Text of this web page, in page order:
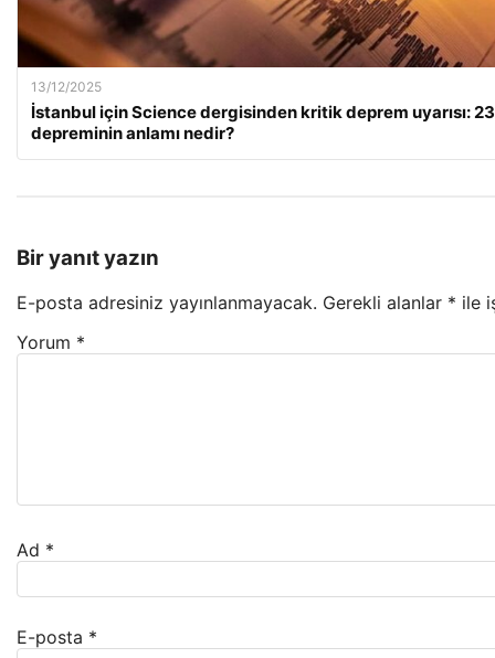
13/12/2025
İstanbul için Science dergisinden kritik deprem uyarısı:
depreminin anlamı nedir?
Bir yanıt yazın
E-posta adresiniz yayınlanmayacak. Gerekli alanlar * ile
Yorum *
Ad *
E-posta *